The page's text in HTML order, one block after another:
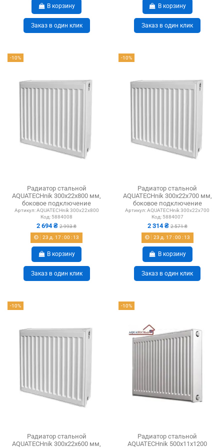
В корзину
Заказ в один клик
В корзину
Заказ в один клик
-10%
Радиатор стальной
AQUATECHnik 300x22x800 мм,
боковое подключение
Артикул: AQUATECHnik 300x22x800
Код: 5884008
2 694 ₴2 993 ₴
23 д. 17:00 : 12
В корзину
Заказ в один клик
-10%
Радиатор стальной
AQUATECHnik 300x22x700 мм,
боковое подключение
Артикул: AQUATECHnik 300x22x700
Код: 5884007
2 314 ₴ 2 571 ₴
23 д. 17:00 : 12
В корзину
Заказ в один клик
-10%
Радиатор стальной
AQUATECHnik 300x22x600 мм,
-10%
Радиатор стальной
AQUATECHnik 500x11x1200